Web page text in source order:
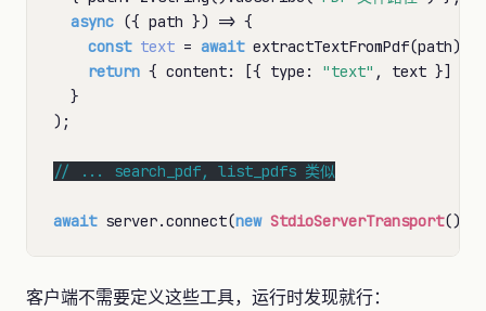
async ({ path }) => {
const text = await extractTextFromPdf(path);
return { content: [{ type: "text" , text }] };
  }
);
//
await server.connect(new StdioServerTransport
客户端不需要定义这些工具，运行时发现就行：